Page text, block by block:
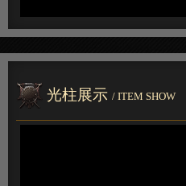
光柱展示 / ITEM SHOW